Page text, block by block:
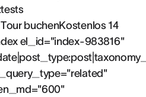
buchenKostenlos 14
el_id="index-983816"